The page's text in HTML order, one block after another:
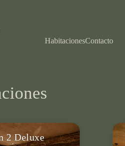
HabitacionesContacto
2 Deluxe